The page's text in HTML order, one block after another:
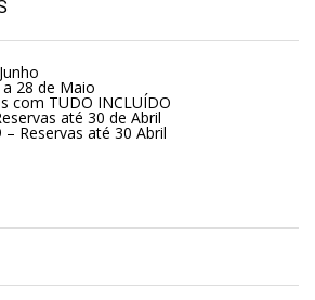
a 28 de Maio
com TUDO INCLUÍDO
até 30 de Abril
Reservas até 30 Abril